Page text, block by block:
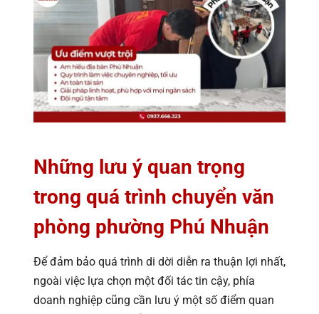
Những lưu ý quan trọng
trong quá trình chuyển văn
phòng phường Phú Nhuận
Để đảm bảo quá trình di dời diễn ra thuận lợi nhất,
ngoài việc lựa chọn một đối tác tin cậy, phía
doanh nghiệp cũng cần lưu ý một số điểm quan